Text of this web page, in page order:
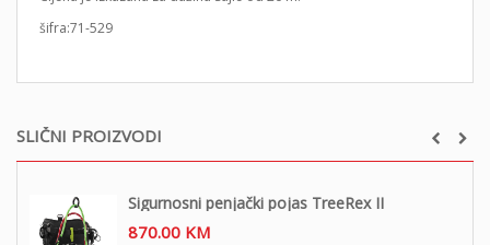
SLIČNI PROIZVODI
Sigurnosni penjački pojas TreeRex II
870.00 KM
šifra:71-529